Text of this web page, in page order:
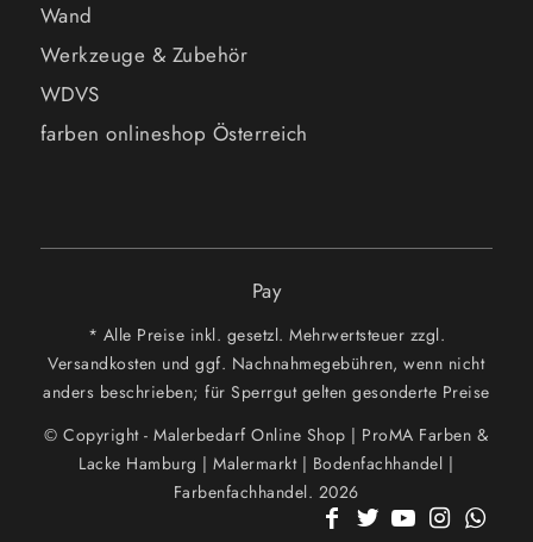
Wand
Werkzeuge & Zubehör
WDVS
farben onlineshop Österreich
Pay
* Alle Preise inkl. gesetzl. Mehrwertsteuer zzgl.
Versandkosten und ggf. Nachnahmegebühren, wenn nicht
anders beschrieben; für Sperrgut gelten gesonderte Preise
© Copyright - Malerbedarf Online Shop | ProMA Farben &
Lacke Hamburg | Malermarkt | Bodenfachhandel |
Farbenfachhandel. 2026